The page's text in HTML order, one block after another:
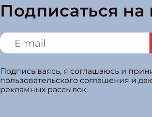
Подписаться на
Подписываясь, я соглашаюсь и
пользовательского соглашения и
рекламных рассылок.